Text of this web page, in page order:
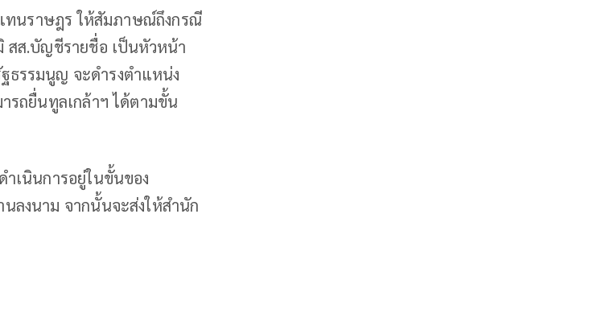
ทนราษฎร ให้สัมภาษณ์ถึงกรณี
ส.บัญชีรายชื่อ เป็นหัวหน้า
รรมนูญ จะดำรงตำแหน่ง
รถยื่นทูลเกล้าฯ ได้ตามขั้น
ำเนินการอยู่ในขั้นของ
ลงนาม จากนั้นจะส่งให้สำนัก